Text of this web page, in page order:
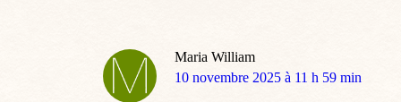
Maria William
dit
10 novembre 2025 à 11 h 59 min